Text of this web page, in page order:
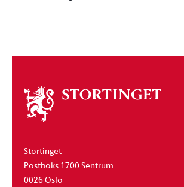
Om
stortinget
Stortinget
Postboks 1700 Sentrum
0026 Oslo